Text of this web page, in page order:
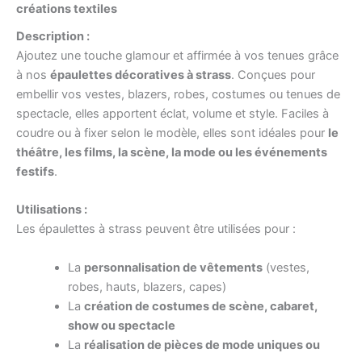
créations textiles
Description :
Ajoutez une touche glamour et affirmée à vos tenues grâce
à nos épaulettes décoratives à strass. Conçues pour
embellir vos vestes, blazers, robes, costumes ou tenues de
spectacle, elles apportent éclat, volume et style. Faciles à
coudre ou à fixer selon le modèle, elles sont idéales pour le
théâtre, les films, la scène, la mode ou les événements
festifs.
Utilisations :
Les épaulettes à strass peuvent être utilisées pour :
La personnalisation de vêtements(vestes,
robes, hauts, blazers, capes)
La création de costumes de scène, cabaret,
show ou spectacle
La réalisation de pièces de mode uniques ou